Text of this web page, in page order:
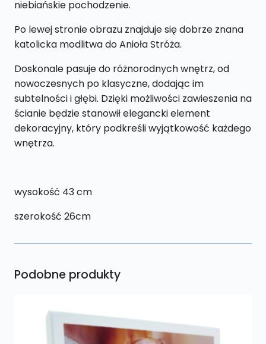
niebiańskie pochodzenie.
Po lewej stronie obrazu znajduje się dobrze znana
katolicka modlitwa do Anioła Stróża.
Doskonale pasuje do różnorodnych wnętrz, od
nowoczesnych po klasyczne, dodając im
subtelności i głębi. Dzięki możliwości zawieszenia na
ścianie będzie stanowił elegancki element
dekoracyjny, który podkreśli wyjątkowość każdego
wnętrza.
wysokość 43 cm
szerokość 26cm
Podobne produkty